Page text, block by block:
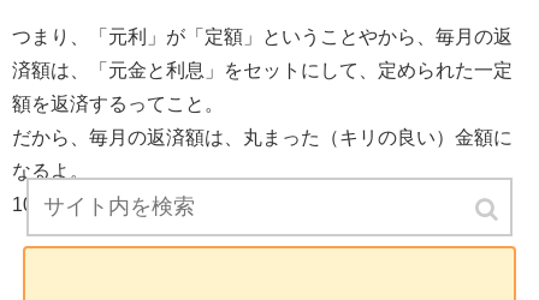
つまり、「元利」が「定額」ということやから、毎月の返
済額は、「元金と利息」をセットにして、定められた一定
額を返済するってこと。
だから、毎月の返済額は、丸まった（キリの良い）金額に
なるよ。
10,000円とか20,000円とかね。